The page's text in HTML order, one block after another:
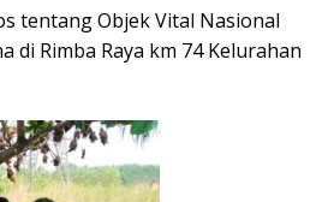
tentang Objek Vital Nasional
di Rimba Raya km 74 Kelurahan